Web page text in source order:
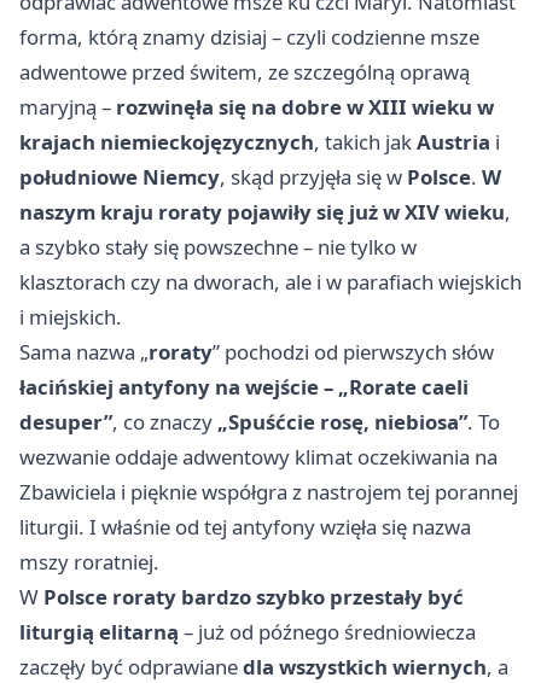
forma, którą znamy dzisiaj – czyli codzienne msze
adwentowe przed świtem, ze szczególną oprawą
maryjną – rozwinęła się na dobre w XIII wieku w
krajach niemieckojęzycznych, takich jakAustria i
południowe Niemcy, skąd przyjęła się w Polsce. W
naszym kraju roraty pojawiły się już w XIV wieku,
a szybko stały się powszechne – nie tylko w
klasztorach czy na dworach, ale i w parafiach wiejskich
i miejskich.
Sama nazwa „roraty” pochodzi od pierwszych słów
łacińskiej antyfony na wejście – „Rorate caeli
desuper”, co znaczy „Spuśćcie rosę, niebiosa”. To
wezwanie oddaje adwentowy klimat oczekiwania na
Zbawiciela i pięknie współgra z nastrojem tej porannej
liturgii. I właśnie od tej antyfony wzięła się nazwa
mszy roratniej.
W Polsce roraty bardzo szybko przestały być
liturgią elitarną – już od późnego średniowiecza
zaczęły być odprawianedla wszystkich wiernych, a